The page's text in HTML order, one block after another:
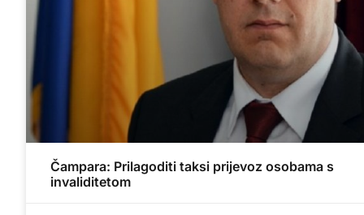
Čampara: Prilagoditi taksi prijevoz osobama s
invaliditetom